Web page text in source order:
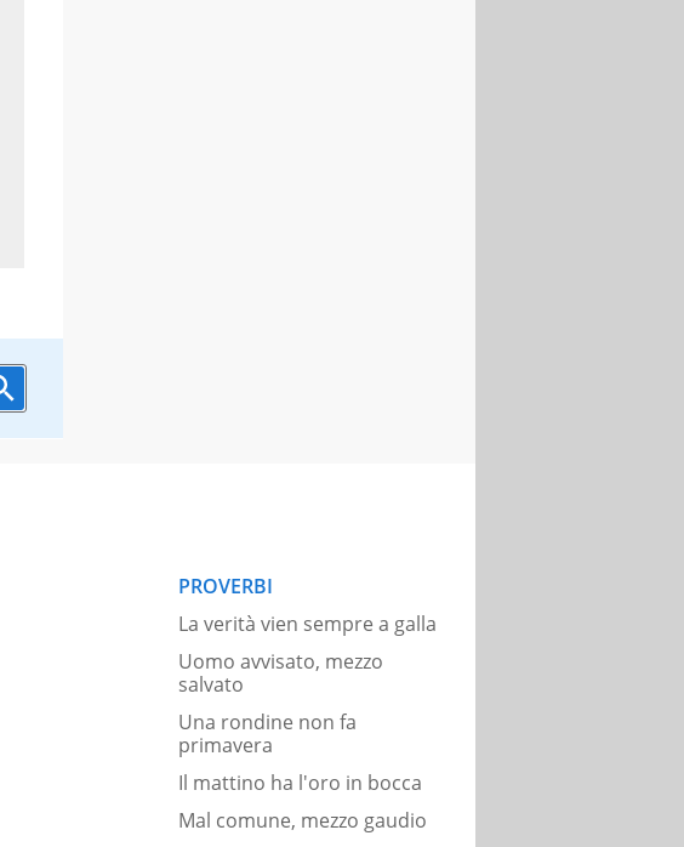
PROVERBI
La verità vien sempre a galla
Uomo avvisato, mezzo
salvato
Una rondine non fa
primavera
Il mattino ha l'oro in bocca
Mal comune, mezzo gaudio